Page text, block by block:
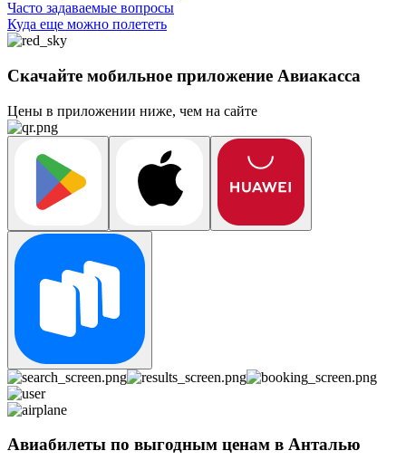
Часто задаваемые вопросы
Куда еще можно полететь
Скачайте мобильное приложение Авиакасса
Цены в приложении ниже, чем на сайте
Авиабилеты по выгодным ценам в Анталью